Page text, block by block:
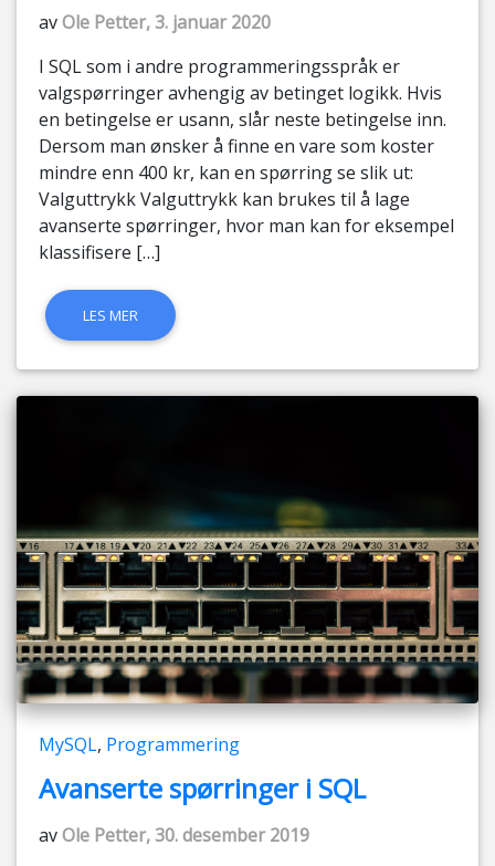
avOle Petter, 3. januar 2020
I SQL som i andre programmeringsspråk er
valgspørringer avhengig av betinget logikk. Hvis
en betingelse er usann, slår neste betingelse inn.
Dersom man ønsker å finne en vare som koster
mindre enn 400 kr, kan en spørring se slik ut:
Valguttrykk Valguttrykk kan brukes til å lage
avanserte spørringer, hvor man kan for eksempel
klassifisere […]
LES MER
MySQL, Programmering
Avanserte spørringer i SQL
avOle Petter, 30. desember 2019